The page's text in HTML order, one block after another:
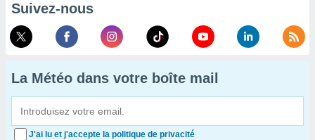
Suivez-nous
La Météo dans votre boîte mail
J'ai lu et j'accepte la politique de privacité